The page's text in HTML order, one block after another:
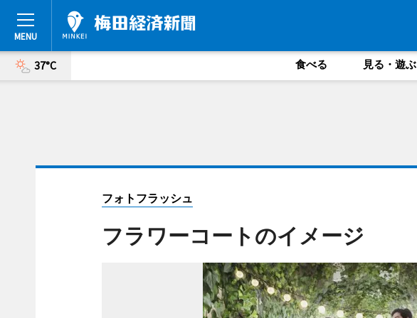
37°C 食べる 見る・遊ぶ
フォトフラッシュ
フラワーコートのイメージ